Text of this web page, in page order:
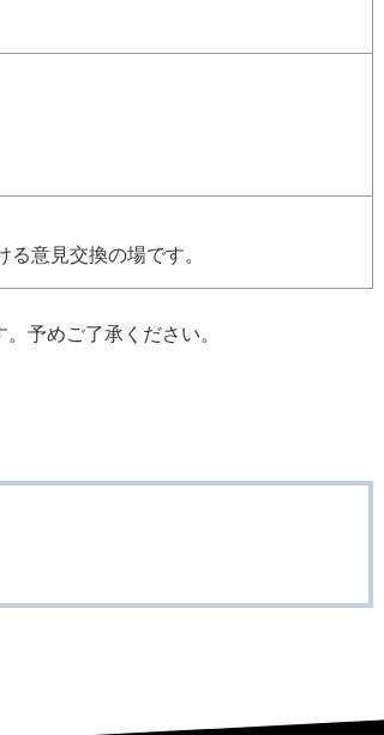
意見交換の場です。
予めご了承ください。